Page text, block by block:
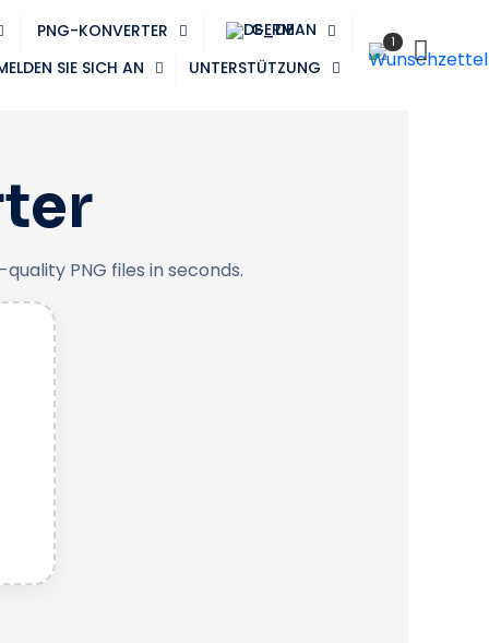
PNG-KONVERTER
GERMAN
SIE SICH AN UNTERSTÜTZUNG
1
PNG files in seconds.